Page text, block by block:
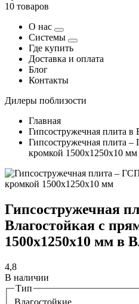
10 товаров
О нас
Системы
Где купить
Доставка и оплата
Блог
Контакты
Дилеры поблизости
Главная
Гипсостружечная плита в
Гипсостружечная плита
кромкой 1500х1250х10 мм
Гипсостружечная
Влагостойкая с
1500х1250х10 мм в
4,8
В наличии
Тип